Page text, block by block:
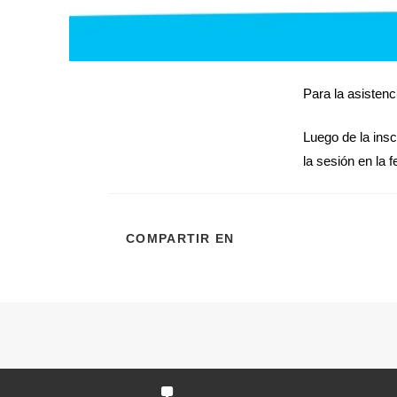
Para la
Luego de la
la sesión en la
COMPARTIR EN